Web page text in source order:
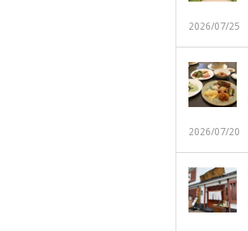
2026/07/25
2026/07/20